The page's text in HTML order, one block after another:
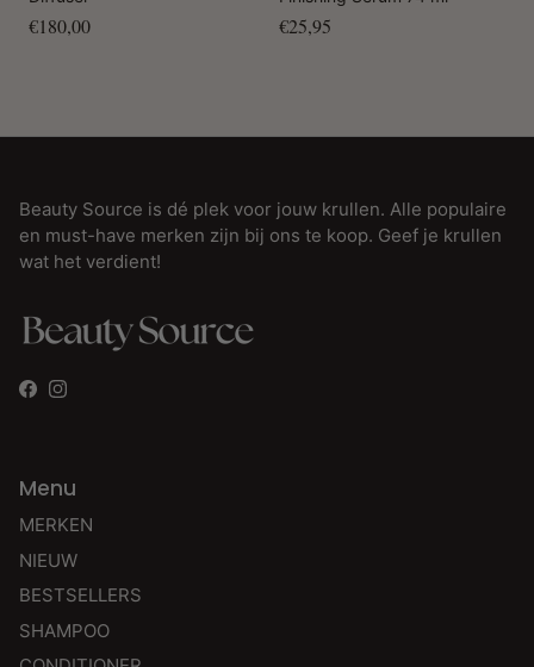
€180,00 €25,95
Beauty Source is dé plek voor jouw krullen. Alle populaire
en must-have merken zijn bij ons te koop. Geef je krullen
wat het verdient!
Facebook
Instagram
Menu
MERKEN
NIEUW
BESTSELLERS
SHAMPOO